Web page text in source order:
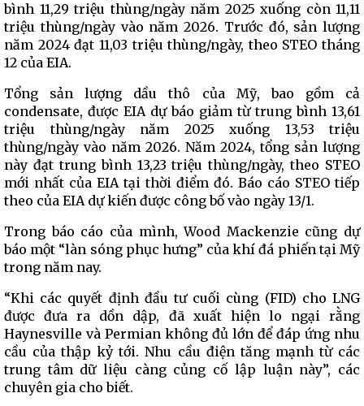
bình 11,29 triệu thùng/ngày năm 2025 xuống còn 11,11
triệu thùng/ngày vào năm 2026. Trước đó, sản lượng
năm 2024 đạt 11,03 triệu thùng/ngày, theo STEO tháng
12 của EIA.
Tổng sản lượng dầu thô của Mỹ, bao gồm cả
condensate, được EIA dự báo giảm từ trung bình 13,61
triệu thùng/ngày năm 2025 xuống 13,53 triệu
thùng/ngày vào năm 2026. Năm 2024, tổng sản lượng
này đạt trung bình 13,23 triệu thùng/ngày, theo STEO
mới nhất của EIA tại thời điểm đó. Báo cáo STEO tiếp
theo của EIA dự kiến được công bố vào ngày 13/1.
Trong báo cáo của mình, Wood Mackenzie cũng dự
báo một “làn sóng phục hưng” của khí đá phiến tại Mỹ
trong năm nay.
“Khi các quyết định đầu tư cuối cùng (FID) cho LNG
được đưa ra dồn dập, đã xuất hiện lo ngại rằng
Haynesville và Permian không đủ lớn để đáp ứng nhu
cầu của thập kỷ tới. Nhu cầu điện tăng mạnh từ các
trung tâm dữ liệu càng củng cố lập luận này”, các
chuyên gia cho biết.